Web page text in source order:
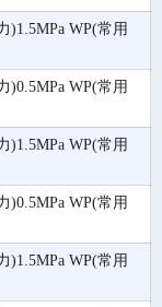
)1.5MPa WP(常用
)0.5MPa WP(常用
)1.5MPa WP(常用
)0.5MPa WP(常用
)1.5MPa WP(常用